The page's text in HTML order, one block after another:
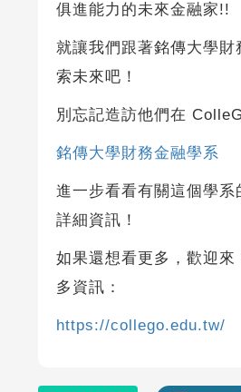
俱進能力的未來金融家!!
就讓我們跟著銘傳大學財
索未來吧！
別忘記造訪他們在
銘傳大學財務金融學系
進一步看看有關這個學系
詳細資訊！
如果還想看更多，歡迎
多資訊：
https://collego.edu.tw/